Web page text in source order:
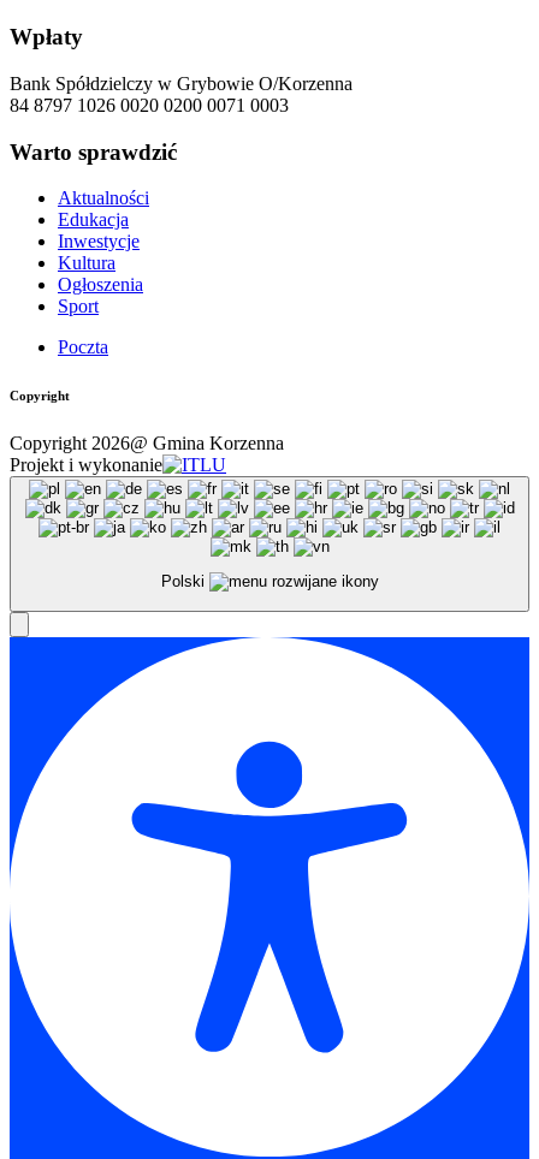
Wpłaty
Bank Spółdzielczy w Grybowie O/Korzenna
84 8797 1026 0020 0200 0071 0003
Warto sprawdzić
Aktualności
Edukacja
Inwestycje
Kultura
Ogłoszenia
Sport
Poczta
Copyright
Copyright 2026@ Gmina Korzenna
Projekt i wykonanie
Polski